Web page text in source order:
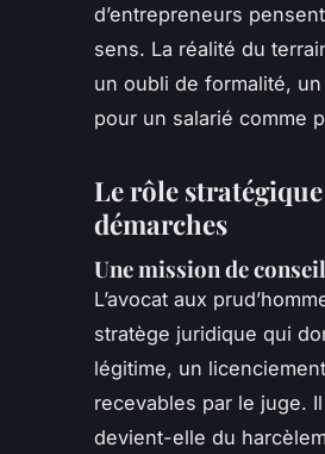
d’entrepreneurs
sens. La réalité du
un oubli de formalité,
pour un salarié comme
Le rôle
démarches
Une mission de
L’avocat aux
stratège juridique qui
légitime, un
recevables par le juge.
devient-elle du